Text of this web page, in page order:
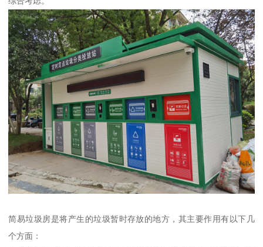
简易垃圾房是将产生的垃圾暂时存放的地方，其主要作用有以下几
个方面：